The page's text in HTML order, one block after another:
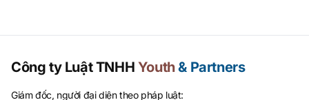
Công ty Luật TNHH Youth& Partners
Giám đốc, người đại diện theo pháp luật: